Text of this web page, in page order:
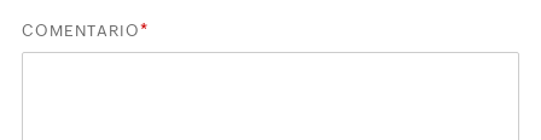
COMENTARIO*